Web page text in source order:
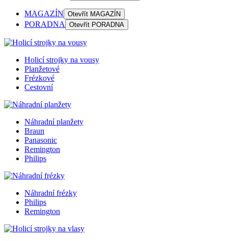
MAGAZÍN Otevřít MAGAZÍN
PORADNA Otevřít PORADNA
Holicí strojky na vousy
Planžetové
Frézkové
Cestovní
Náhradní planžety
Braun
Panasonic
Remington
Philips
Náhradní frézky
Philips
Remington